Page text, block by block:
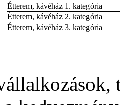
Étterem, kávéház 1. kategória
Étterem, kávéház 2. kategória
Étterem, kávéház 3. kategória